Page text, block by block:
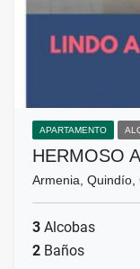
APARTAMENTO
HERMOSO
Armenia, Quindío,
3 Alcobas
2 Baños